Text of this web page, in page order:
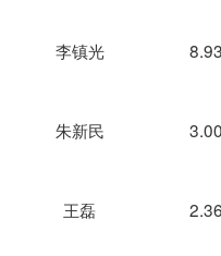
李镇光
朱新民
王磊